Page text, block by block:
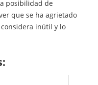
posibilidad de
que se ha agrietado
inútil y lo